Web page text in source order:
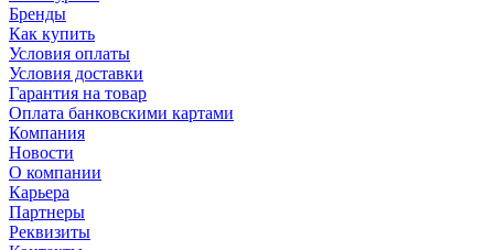
Бренды
Как купить
Условия оплаты
Условия доставки
Гарантия на товар
Оплата банковскими картами
Компания
Новости
О компании
Карьера
Партнеры
Реквизиты